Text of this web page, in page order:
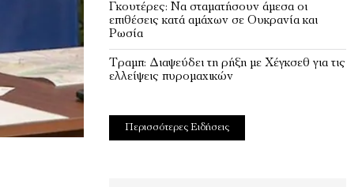
Γκουτέρες: Να σταματήσουν άμεσα οι
επιθέσεις κατά αμάχων σε Ουκρανία και
Ρωσία
Τραμπ: Διαψεύδει τη ρήξη με Χέγκσεθ για τις
ελλείψεις πυρομαχικών
Περισσότερες Ειδήσεις